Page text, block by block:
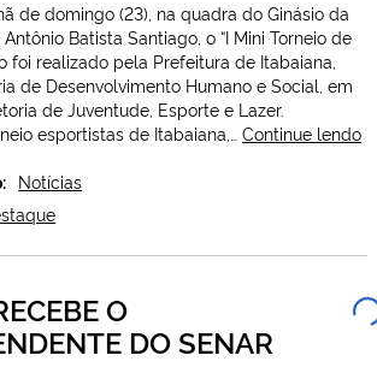
de domingo (23), na quadra do Ginásio da
Batista Santiago, o “I Mini Torneio de
foi realizado pela Prefeitura de Itabaiana,
de Desenvolvimento Humano e Social, em
de Juventude, Esporte e Lazer.
esportistas de Itabaiana,… Continue lendo
Notícias
O
DO SENAR